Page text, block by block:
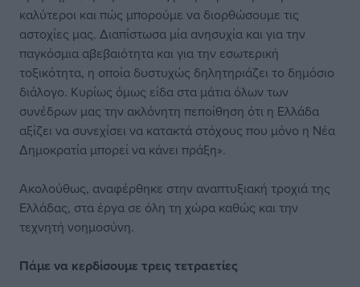
καλύτεροι και πώς μπορούμε να διορθώσουμε τις
αστοχίες μας. Διαπίστωσα μία ανησυχία και για την
παγκόσμια αβεβαιότητα και για την εσωτερική
τοξικότητα, η οποία δυστυχώς δηλητηριάζει το δημόσιο
διάλογο. Κυρίως όμως είδα στα μάτια όλων των
συνέδρων μας την ακλόνητη πεποίθηση ότι η Ελλάδα
αξίζει να συνεχίσει να κατακτά στόχους που μόνο η Νέα
Δημοκρατία μπορεί να κάνει πράξη».
Ακολούθως, αναφέρθηκε στην αναπτυξιακή τροχιά της
Ελλάδας, στα έργα σε όλη τη χώρα καθώς και την
τεχνητή νοημοσύνη.
Πάμε να κερδίσουμε τρεις τετραετίες